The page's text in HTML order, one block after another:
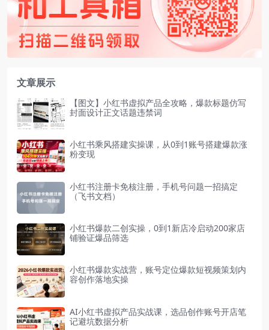
文章展示
【图文】小红书虚拟产品全攻略，爆款标题仿写
封面设计正文话题违禁词
小红书乘风搭建实操课，从0到1账号搭建爆款涨
粉变现
小红书注册卡免核注册，手机号问题一招搞定
（飞书文档）
小红书爆款二创实操，0到1新店冷启动200家店
铺验证爆品筛选
小红书爆款实战营，账号定位爆款短视频策划内
容创作落地实操
AI小红书虚拟产品实战课，选品创作账号开店笔
记避坑数据分析